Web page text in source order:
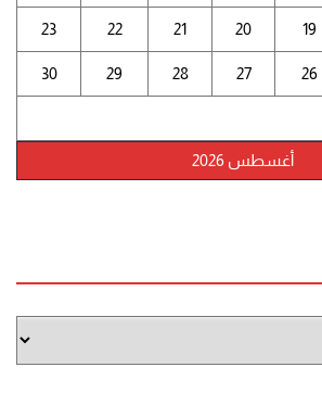
أغسطس 2026
19
20
21
22
23
26
27
28
29
30